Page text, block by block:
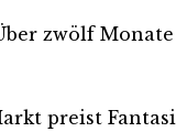
zwölf
preist